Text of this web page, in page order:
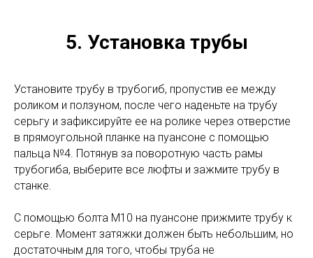
5. Установка трубы
Установите трубу в трубогиб, пропустив ее между
роликом и ползуном, после чего наденьте на трубу
серьгу и зафиксируйте ее на ролике через отверстие
в прямоугольной планке на пуансоне с помощью
пальца №4. Потянув за поворотную часть рамы
трубогиба, выберите все люфты и зажмите трубу в
станке.
С помощью болта M10 на пуансоне прижмите трубу к
серьге. Момент затяжки должен быть небольшим, но
достаточным для того, чтобы труба не